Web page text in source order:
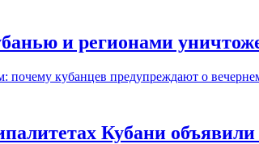
и регионами
Кубани